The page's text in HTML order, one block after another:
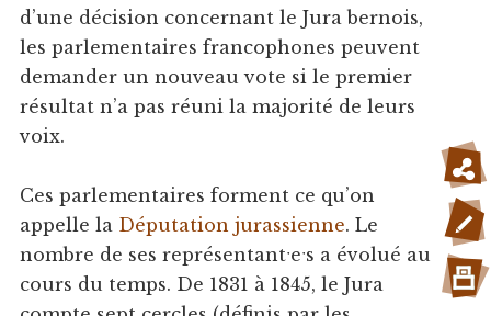
d’une décision concernant le Jura bernois,
les parlementaires francophones peuvent
demander un nouveau vote si le premier
résultat n’a pas réuni la majorité de leurs
voix.
Ces parlementaires forment ce qu’on
appelle la Députation jurassienne. Le
nombre de ses représentantˑeˑs a évolué au
cours du temps. De 1831 à 1845, le Jura